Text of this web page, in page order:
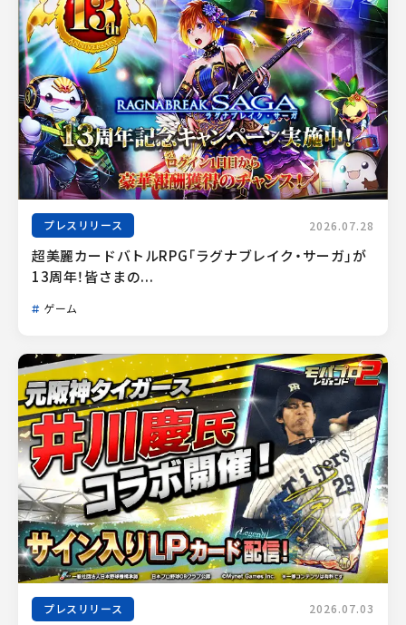
プレスリリース 2026.07.28
超美麗カードバトルRPG「ラグナブレイク・サーガ」が
13周年！皆さまの...
ゲーム
プレスリリース 2026.07.03